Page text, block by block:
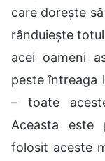
care dorește
rânduiește
acei oameni
peste întreaga
– toate
Aceasta este
folosit aceste